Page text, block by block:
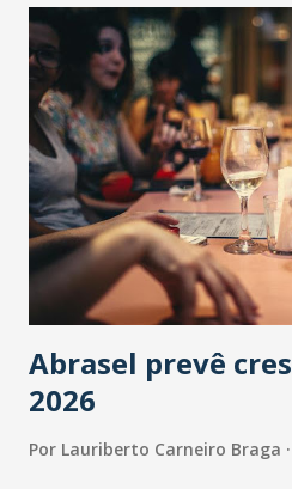
Abrasel prevê
2026
Por Lauriberto Carneiro Braga